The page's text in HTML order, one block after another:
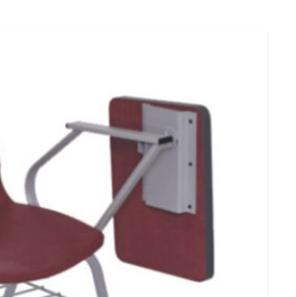
pueden
elegir
en
la
producto